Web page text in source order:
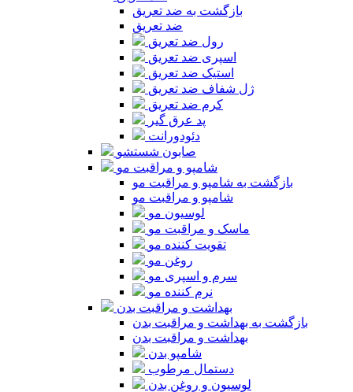
بازگشت به ضد تعریق
ضد تعریق
رول ضد تعریق
اسپری ضد تعریق
استیک ضد تعریق
ژل شفاف ضد تعریق
کرم ضد تعریق
پد عرق گیر
دئودورانت
صابون شستشو
شامپو و مراقبت مو
بازگشت به شامپو و مراقبت مو
شامپو و مراقبت مو
لوسیون مو
ماسک و مراقبت مو
تقویت کننده مو
روغن مو
سرم و اسپری مو
نرم کننده مو
بهداشت و مراقبت بدن
بازگشت به بهداشت و مراقبت بدن
بهداشت و مراقبت بدن
شامپو بدن
دستمال مرطوب
لوسیون و روغن بدن